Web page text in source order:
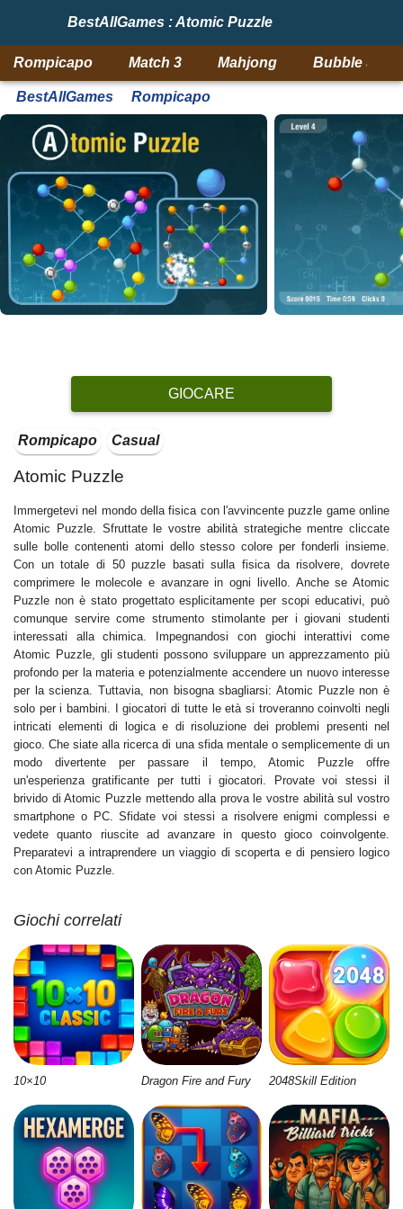
BestAllGames : Atomic Puzzle
Rompicapo Match 3 Mahjong Bubble
BestAllGames Rompicapo
GIOCARE
Rompicapo Casual
Atomic Puzzle
Immergetevi nel mondo della fisica con l'avvincente puzzle game online
Atomic Puzzle. Sfruttate le vostre abilità strategiche mentre cliccate
sulle bolle contenenti atomi dello stesso colore per fonderli insieme.
Con un totale di 50 puzzle basati sulla fisica da risolvere, dovrete
comprimere le molecole e avanzare in ogni livello. Anche se Atomic
Puzzle non è stato progettato esplicitamente per scopi educativi, può
comunque servire come strumento stimolante per i giovani studenti
interessati alla chimica. Impegnandosi con giochi interattivi come
Atomic Puzzle, gli studenti possono sviluppare un apprezzamento più
profondo per la materia e potenzialmente accendere un nuovo interesse
per la scienza. Tuttavia, non bisogna sbagliarsi: Atomic Puzzle non è
solo per i bambini. I giocatori di tutte le età si troveranno coinvolti negli
intricati elementi di logica e di risoluzione dei problemi presenti nel
gioco. Che siate alla ricerca di una sfida mentale o semplicemente di un
modo divertente per passare il tempo, Atomic Puzzle offre
un'esperienza gratificante per tutti i giocatori. Provate voi stessi il
brivido di Atomic Puzzle mettendo alla prova le vostre abilità sul vostro
smartphone o PC. Sfidate voi stessi a risolvere enigmi complessi e
vedete quanto riuscite ad avanzare in questo gioco coinvolgente.
Preparatevi a intraprendere un viaggio di scoperta e di pensiero logico
con Atomic Puzzle.
Giochi correlati
10×10 Dragon Fire and Fury 2048Skill Edition